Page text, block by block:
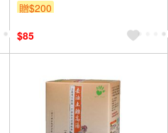
贈$200
$85